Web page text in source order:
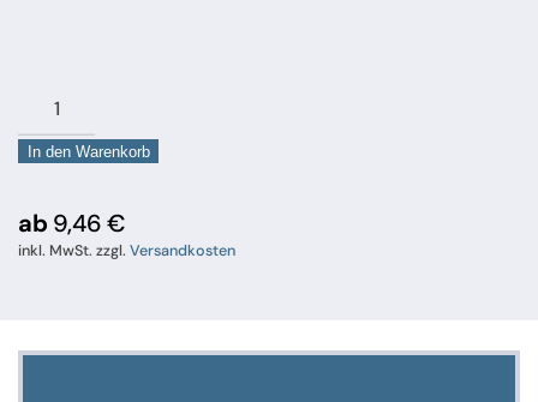
Blech
Messing
63,
halbhart
In den Warenkorb
ab 9,46€
inkl. MwSt. zzgl. Versandkosten